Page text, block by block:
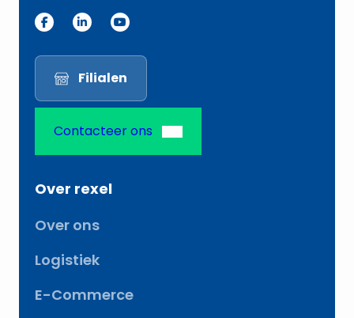
Filialen
Contacteer ons
Over rexel
Over ons
Logistiek
E-Commerce